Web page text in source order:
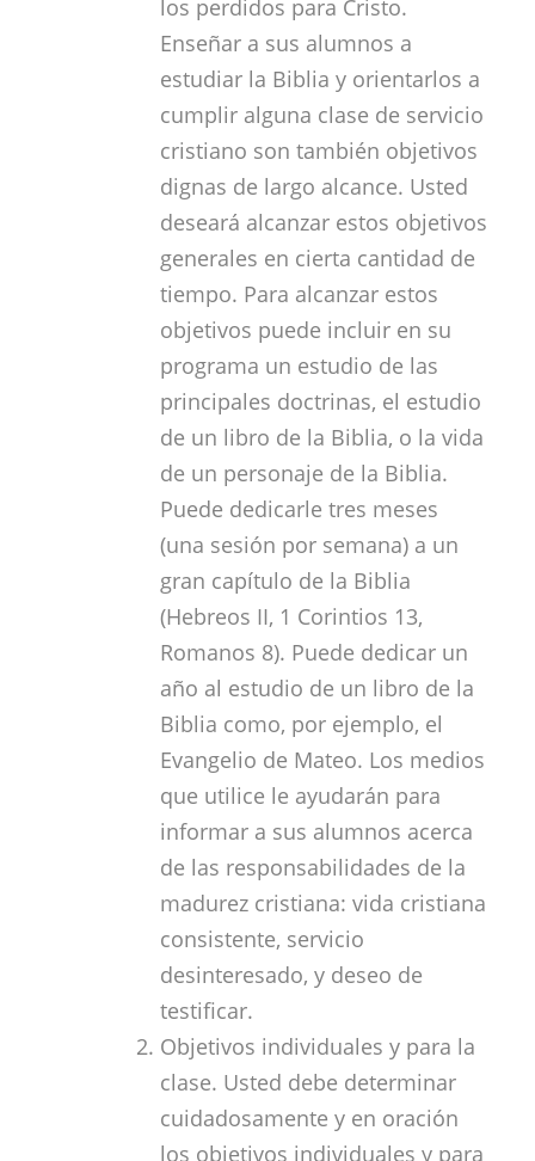
los perdidos para Cristo.
Enseñar a sus alumnos a
estudiar la Biblia y orientarlos a
cumplir alguna clase de servicio
cristiano son también objetivos
dignas de largo alcance. Usted
deseará alcanzar estos objetivos
generales en cierta cantidad de
tiempo. Para alcanzar estos
objetivos puede incluir en su
programa un estudio de las
principales doctrinas, el estudio
de un libro de la Biblia, o la vida
de un personaje de la Biblia.
Puede dedicarle tres meses
(una sesión por semana) a un
gran capítulo de la Biblia
(Hebreos II, 1 Corintios 13,
Romanos 8). Puede dedicar un
año al estudio de un libro de la
Biblia como, por ejemplo, el
Evangelio de Mateo. Los medios
que utilice le ayudarán para
informar a sus alumnos acerca
de las responsabilidades de la
madurez cristiana: vida cristiana
consistente, servicio
desinteresado, y deseo de
testificar.
Objetivos individuales y para la
clase. Usted debe determinar
cuidadosamente y en oración
los objetivos individuales y para